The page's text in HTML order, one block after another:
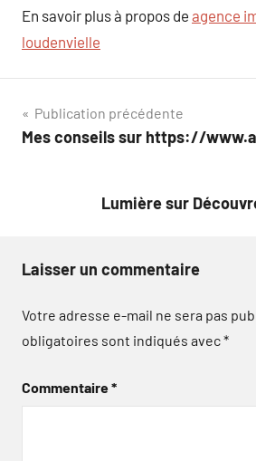
En savoir plus à propos de agence
loudenvielle
Navigation
de
Publication précédente
Mes conseils sur https://
Lumière sur
Laisser un commentaire
Votre adresse e-mail ne sera pas
obligatoires sont indiqués avec*
Commentaire*